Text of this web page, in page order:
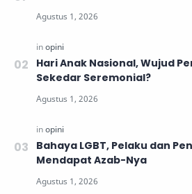
Hari Anak Nasional, Wujud
Sekedar Seremonial?
Bahaya LGBT, Pelaku dan
Mendapat Azab-Nya